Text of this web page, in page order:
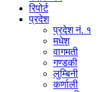
रिपोर्ट
प्रदेश
प्रदेश नं. १
मधेश
वागमती
गण्डकी
लुम्बिनी
कर्णाली